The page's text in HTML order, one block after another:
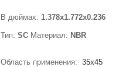
В дюймах: 1.378x1.772x0.236
Тип: SC Материал: NBR
Область применения: 35x45